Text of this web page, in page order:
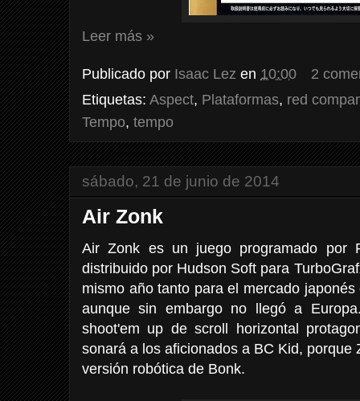
Leer más »
Publicado por Isaac Lez en 10:00
2
Etiquetas: Aspect, Plataformas, red
Tempo, tempo
sábado, 21 de junio de 2014
Air Zonk
Air Zonk es un juego programado por
distribuido por Hudson Soft para
mismo año tanto para el mercado
aunque sin embargo no llegó a
shoot'em up de scroll horizontal
sonará a los aficionados a BC Kid, porque
versión robótica de Bonk.